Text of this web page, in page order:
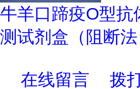
牛羊口蹄疫O型抗
测试剂盒（阻断法
在线留言 拨